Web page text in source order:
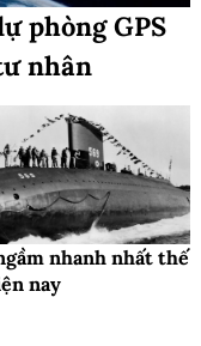
phòng GPS
nhân
nhanh nhất thế
nay